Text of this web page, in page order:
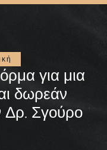
για μια
δωρεάν
Δρ. Σγούρο